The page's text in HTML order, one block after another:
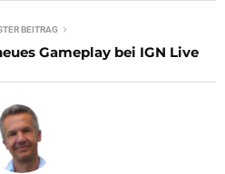
BEITRAG
Gameplay bei IGN Live